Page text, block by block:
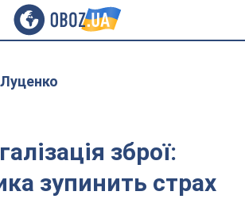
зброї:
зупинить страх